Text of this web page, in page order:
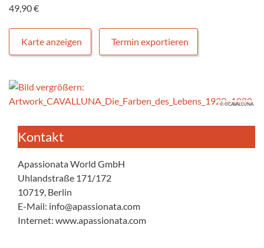
49,90 €
Karte anzeigen Termin exportieren
© ©CAVALLUNA
Kontakt
Apassionata World GmbH
Uhlandstraße 171/172
10719, Berlin
E-Mail: info@apassionata.com
Internet: www.apassionata.com